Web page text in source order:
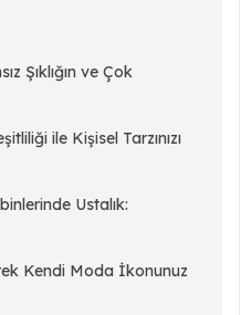
Şıklığın ve Çok
ile Kişisel Tarzınızı
Ustalık:
Kendi Moda İkonunuz